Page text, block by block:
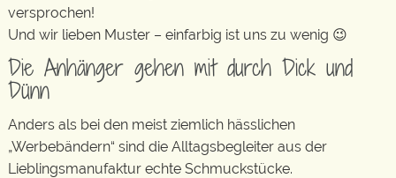
versprochen!
Und wir lieben Muster – einfarbig ist uns zu wenig 😉
Die Anhänger gehen mit durch Dick und
Dünn
Anders als bei den meist ziemlich hässlichen
„Werbebändern“ sind die Alltagsbegleiter aus der
Lieblingsmanufaktur echte Schmuckstücke.